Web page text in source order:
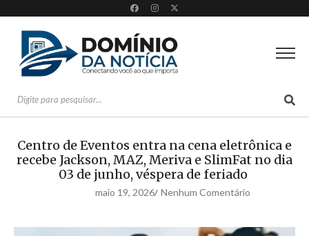
Centro de Eventos entra na cena eletrônica e
recebe Jackson, MAZ, Meriva e SlimFat no dia
03 de junho, véspera de feriado
maio 19, 2026/ Nenhum Comentário